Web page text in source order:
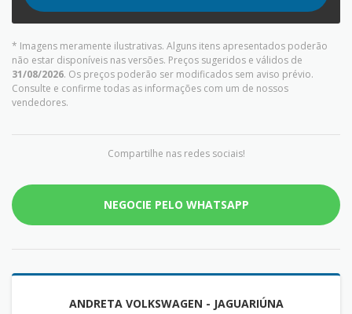
* Imagens meramente ilustrativas. Alguns itens apresentados poderão
não estar disponíveis nas versões. Preços sugeridos e válidos de
31/08/2026. Os preços poderão ser modificados sem aviso prévio.
Consulte e confirme todas as informações com um de nossos
vendedores.
Compartilhe nas redes sociais!
NEGOCIE PELO WHATSAPP
ANDRETA VOLKSWAGEN - JAGUARIÚNA